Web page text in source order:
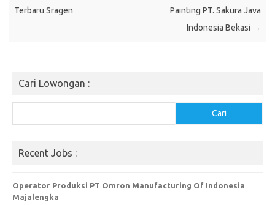
Terbaru Sragen
Painting PT. Sakura Java
Indonesia Bekasi →
Cari Lowongan :
Cari
Recent Jobs :
Operator Produksi PT Omron Manufacturing Of Indonesia
Majalengka